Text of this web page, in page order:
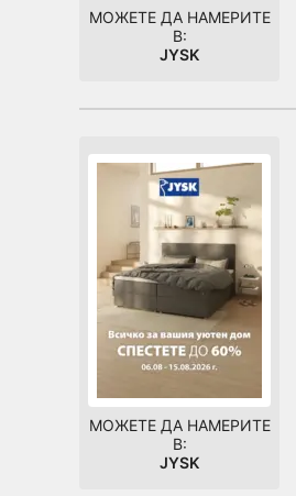
МОЖЕТЕ ДА НАМЕРИТЕ
В:
JYSK
МОЖЕТЕ ДА НАМЕРИТЕ
В:
JYSK